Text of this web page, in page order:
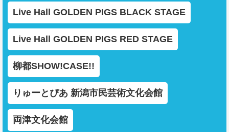
Live Hall GOLDEN PIGS BLACK STAGE
Live Hall GOLDEN PIGS RED STAGE
柳都SHOW!CASE!!
りゅーとぴあ 新潟市民芸術文化会館
両津文化会館